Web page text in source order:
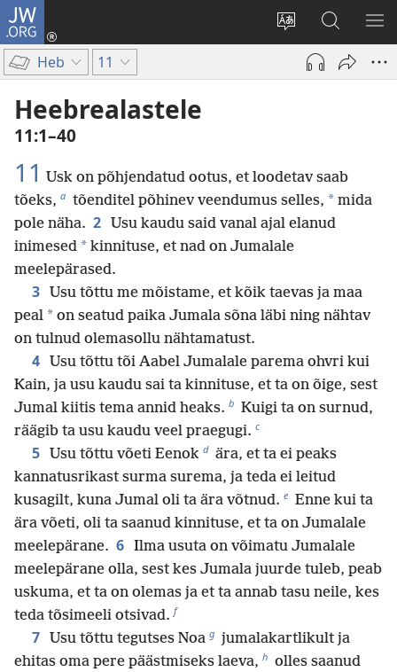
JW.ORG
Muuda
veebisaidi
keelt
Logi
sisse
Otsi
saidilt
JW.ORG
Heb 11
Heebrealastele
11:1–40
11 Usk on põhjendatud ootus, et loodetav saab
tõeks, a tõenditel põhinev veendumus selles, * mida
pole näha. 2 Usu kaudu said vanal ajal elanud
inimesed * kinnituse, et nad on Jumalale
meelepärased.
3 Usu tõttu me mõistame, et kõik taevas ja maa
peal * on seatud paika Jumala sõna läbi ning nähtav
on tulnud olemasollu nähtamatust.
4 Usu tõttu tõi Aabel Jumalale parema ohvri kui
Kain, ja usu kaudu sai ta kinnituse, et ta on õige, sest
Jumal kiitis tema annid heaks. b Kuigi ta on surnud,
räägib ta usu kaudu veel praegugi. c
5 Usu tõttu võeti Eenok d ära, et ta ei peaks
kannatusrikast surma surema, ja teda ei leitud
kusagilt, kuna Jumal oli ta ära võtnud. e Enne kui ta
ära võeti, oli ta saanud kinnituse, et ta on Jumalale
meelepärane. 6 Ilma usuta on võimatu Jumalale
meelepärane olla, sest kes Jumala juurde tuleb, peab
uskuma, et ta on olemas ja et ta annab tasu neile, kes
teda tõsimeeli otsivad. f
7 Usu tõttu tegutses Noa g jumalakartlikult ja
ehitas oma pere päästmiseks laeva, h olles saanud